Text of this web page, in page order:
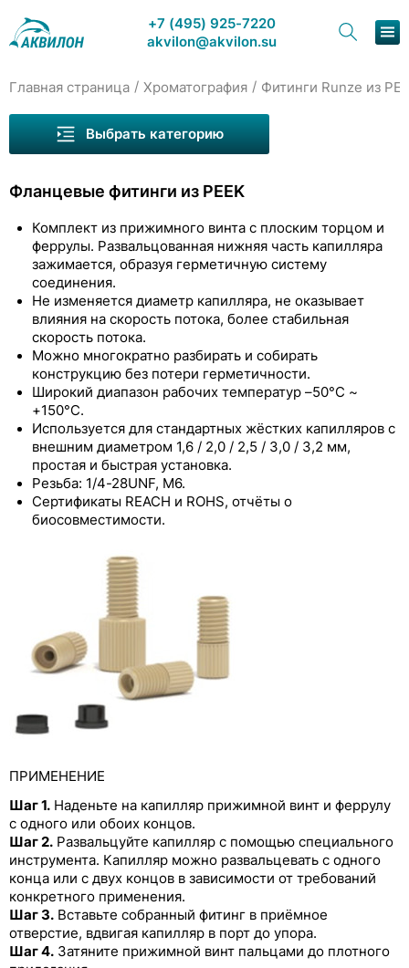
+7 (495) 925-7220
akvilon@akvilon.su
Каталог
Сервис и ремонт
О компании
Главная страница / Хроматография / Фитинги Runze из
Фланцевые фитинги из PEEK
Комплект из прижимного винта с плоским торцом и
феррулы. Развальцованная нижняя часть капилляра
зажимается, образуя герметичную систему
соединения.
Не изменяется диаметр капилляра, не оказывает
влияния на скорость потока, более стабильная
скорость потока.
Можно многократно разбирать и собирать
конструкцию без потери герметичности.
Широкий диапазон рабочих температур –50°C ~
+150°C.
Используется для стандартных жёстких капилляров с
внешним диаметром 1,6 / 2,0 / 2,5 / 3,0 / 3,2 мм,
простая и быстрая установка.
Резьба: 1/4-28UNF, M6.
Сертификаты REACH и ROHS, отчёты о
биосовместимости.
ПРИМЕНЕНИЕ
Шаг 1. Наденьте на капилляр прижимной винт и феррулу
с одного или обоих концов.
Шаг 2. Развальцуйте капилляр с помощью специального
инструмента. Капилляр можно развальцевать с одного
конца или с двух концов в зависимости от требований
конкретного применения.
Шаг 3. Вставьте собранный фитинг в приёмное
отверстие, вдвигая капилляр в порт до упора.
Шаг 4. Затяните прижимной винт пальцами до плотного
Выбрать категорию
Капилляры Runze
Фитинги Runze из PEEK
Фланцевые фитинги из PEEK
Бесфланцевые фитинги из PEEK
Бесфланцевые фитинги из PEEK со
стопорным кольцом
Фланцевый ультра-мини-фитинг из PEEK
Бесфланцевый ультра-мини-фитинг из PEEK
Фитинги из PEEK большого диаметра
Бесфланцевые фитинги из PEEK с
предустановленным моментом затяжки
Бесфланцевые фитинги из PEEK со
стопорным кольцом и предустановленным
моментом затяжки
Цельнолитой фитинг из PEEK
предустановленным моментом затяжки
Цельнолитые фитинги из PEEK с
разноцветными колпачками
Заглушки из PEEK
Переходники Runze из PEEK с внутренней
резьбой